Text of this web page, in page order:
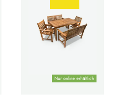
Nur online erhältlich